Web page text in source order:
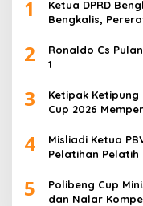
1
Ketua DPRD
Bengkalis,
2
Ronaldo Cs
1
3
Ketipak Ketipung
Cup 2026
4
Misliadi Ketua
Pelatihan
5
Polibeng Cup
dan Nalar